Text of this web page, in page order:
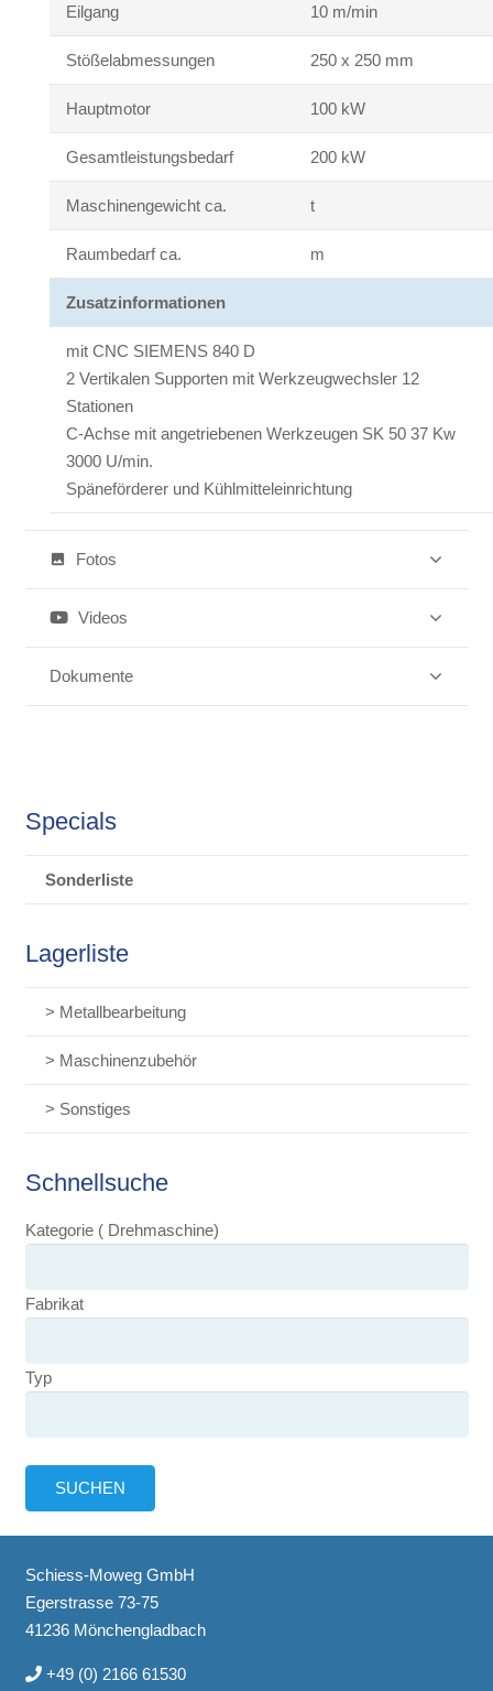
Eilgang 10 m/min
Stößelabmessungen 250 x 250 mm
Hauptmotor 100 kW
Gesamtleistungsbedarf 200 kW
Maschinengewicht ca. t
Raumbedarf ca. m
Zusatzinformationen
mit CNC SIEMENS 840 D
2 Vertikalen Supporten mit Werkzeugwechsler 12
Stationen
C-Achse mit angetriebenen Werkzeugen SK 50 37 Kw
3000 U/min.
Späneförderer und Kühlmitteleinrichtung
photo Fotos
Videos
Dokumente
Specials
Sonderliste
Lagerliste
> Metallbearbeitung
> Maschinenzubehör
> Sonstiges
Schnellsuche
Kategorie ( Drehmaschine)
Fabrikat
Typ
Schiess-Moweg GmbH
Egerstrasse 73-75
41236 Mönchengladbach
+49 (0) 2166 61530